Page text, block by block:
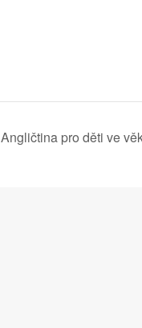
Angličtina pro děti ve